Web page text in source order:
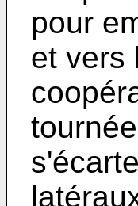
pour
et vers